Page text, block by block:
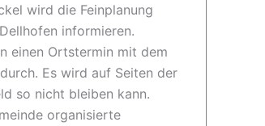
wird die Feinplanung
informieren.
einen Ortstermin mit dem
Es wird auf Seiten der
so nicht bleiben kann.
organisierte